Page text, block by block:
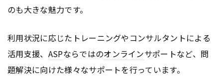
のも大きな魅力です。
利用状況に応じたトレーニングやコンサルタントによる
活用支援、 ASPならではのオンラインサポートなど、問
題解決に向けた様々なサポートを行っています。